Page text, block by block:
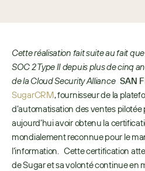
Cette réalisation fait suite au fait
SOC 2 Type II depuis plus de cinq
de la Cloud Security Alliance
SugarCRM, fournisseur de la
d’automatisation des ventes pilotée
aujourd’hui avoir obtenu la
mondialement reconnue pour le
l’information.   Cette certification
de Sugar et sa volonté continue en